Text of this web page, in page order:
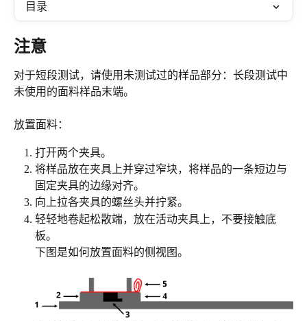
目录
注意
对于短段测试，请使用未测试过的样品部分：长段测试中
未使用的面料样品末端。
放置面料：
打开两个夹具。
将样品放在夹具上并穿过窄块，将样品的一条短边与
固定夹具的边缘对齐。
向上拉各夹具的螺丝头并拧紧。
轻轻地卷起松散端，放在活动夹具上，不要接触底
板。
下图是如何放置面料的侧视图。